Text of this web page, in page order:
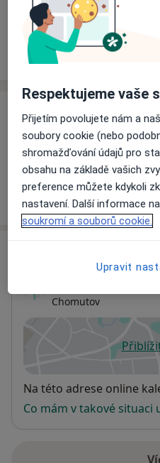
Ceník
Ceník
Informace o službách a
Tento specialista ještě
svých
Chomutov
Dostupnost
Na této adrese online
Co mám v takové situaci
Respektujeme vaše
Přijetím povolujete nám a
soubory cookie (nebo
shromažďování údajů pro
obsahu na základě vašich
preference můžete kdykoli
nastavení. Další informace
soukromí a souborů cookie.
Upravit